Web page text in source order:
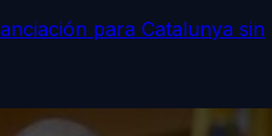
para Catalunya sin